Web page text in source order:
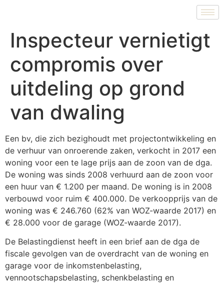
Inspecteur vernietigt
compromis over
uitdeling op grond
van dwaling
Een bv, die zich bezighoudt met projectontwikkeling en
de verhuur van onroerende zaken, verkocht in 2017 een
woning voor een te lage prijs aan de zoon van de dga.
De woning was sinds 2008 verhuurd aan de zoon voor
een huur van € 1.200 per maand. De woning is in 2008
verbouwd voor ruim € 400.000. De verkoopprijs van de
woning was € 246.760 (62% van WOZ-waarde 2017) en
€ 28.000 voor de garage (WOZ-waarde 2017).
De Belastingdienst heeft in een brief aan de dga de
fiscale gevolgen van de overdracht van de woning en
garage voor de inkomstenbelasting,
vennootschapsbelasting, schenkbelasting en